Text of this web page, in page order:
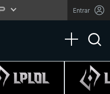
Entrar
Toggle